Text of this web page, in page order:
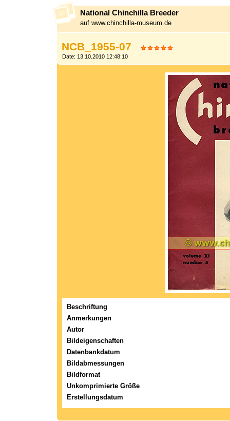
National Chinchilla Breeder
auf www.chinchilla-museum.de
NCB_1955-07
Date: 13.10.2010 12:48:10
Beschriftung
Anmerkungen
Autor
Bildeigenschaften
Datenbankdatum
Bildabmessungen
Bildformat
Unkomprimierte Größe
Erstellungsdatum